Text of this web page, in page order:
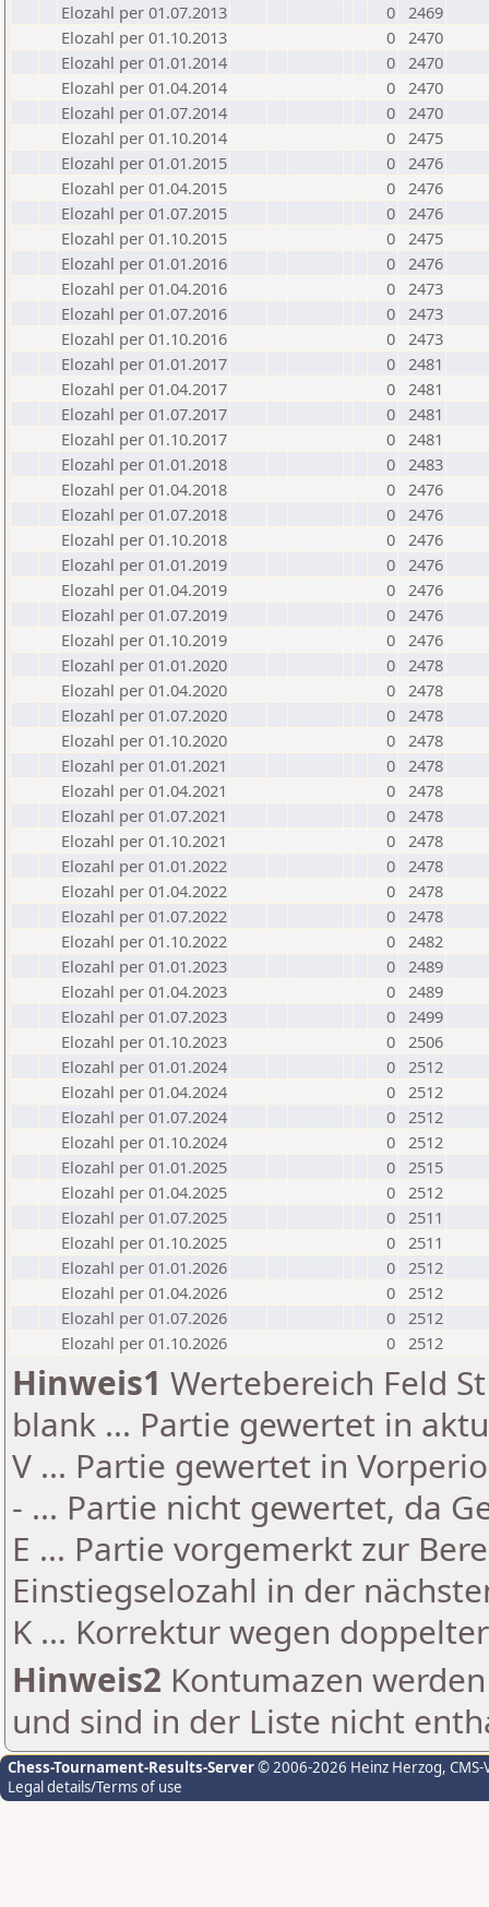
Elozahl per 01.07.2013
0 2469
Elozahl per 01.10.2013
0 2470
Elozahl per 01.01.2014
0 2470
Elozahl per 01.04.2014
0 2470
Elozahl per 01.07.2014
0 2470
Elozahl per 01.10.2014
0 2475
Elozahl per 01.01.2015
0 2476
Elozahl per 01.04.2015
0 2476
Elozahl per 01.07.2015
0 2476
Elozahl per 01.10.2015
0 2475
Elozahl per 01.01.2016
0 2476
Elozahl per 01.04.2016
0 2473
Elozahl per 01.07.2016
0 2473
Elozahl per 01.10.2016
0 2473
Elozahl per 01.01.2017
0 2481
Elozahl per 01.04.2017
0 2481
Elozahl per 01.07.2017
0 2481
Elozahl per 01.10.2017
0 2481
Elozahl per 01.01.2018
0 2483
Elozahl per 01.04.2018
0 2476
Elozahl per 01.07.2018
0 2476
Elozahl per 01.10.2018
0 2476
Elozahl per 01.01.2019
0 2476
Elozahl per 01.04.2019
0 2476
Elozahl per 01.07.2019
0 2476
Elozahl per 01.10.2019
0 2476
Elozahl per 01.01.2020
0 2478
Elozahl per 01.04.2020
0 2478
Elozahl per 01.07.2020
0 2478
Elozahl per 01.10.2020
0 2478
Elozahl per 01.01.2021
0 2478
Elozahl per 01.04.2021
0 2478
Elozahl per 01.07.2021
0 2478
Elozahl per 01.10.2021
0 2478
Elozahl per 01.01.2022
0 2478
Elozahl per 01.04.2022
0 2478
Elozahl per 01.07.2022
0 2478
Elozahl per 01.10.2022
0 2482
Elozahl per 01.01.2023
0 2489
Elozahl per 01.04.2023
0 2489
Elozahl per 01.07.2023
0 2499
Elozahl per 01.10.2023
0 2506
Elozahl per 01.01.2024
0 2512
Elozahl per 01.04.2024
0 2512
Elozahl per 01.07.2024
0 2512
Elozahl per 01.10.2024
0 2512
Elozahl per 01.01.2025
0 2515
Elozahl per 01.04.2025
0 2512
Elozahl per 01.07.2025
0 2511
Elozahl per 01.10.2025
0 2511
Elozahl per 01.01.2026
0 2512
Elozahl per 01.04.2026
0 2512
Elozahl per 01.07.2026
0 2512
Elozahl per 01.10.2026
0 2512
Hinweis1 Wertebereich Feld
blank ... Partie gewertet in
V ... Partie gewertet in
- ... Partie nicht gewertet, da
E ... Partie vorgemerkt zur
Einstiegselozahl in der
K ... Korrektur wegen
Hinweis2 Kontumazen
und sind in der Liste nicht
Chess-Tournament-Results-Server© 2006-2026 Heinz Herzog,
Legal details/Terms of use